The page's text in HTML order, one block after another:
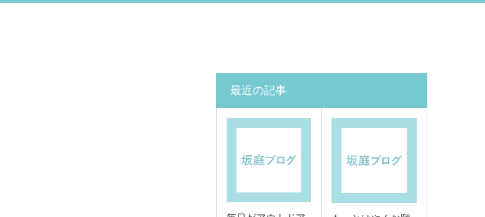
最近の記事